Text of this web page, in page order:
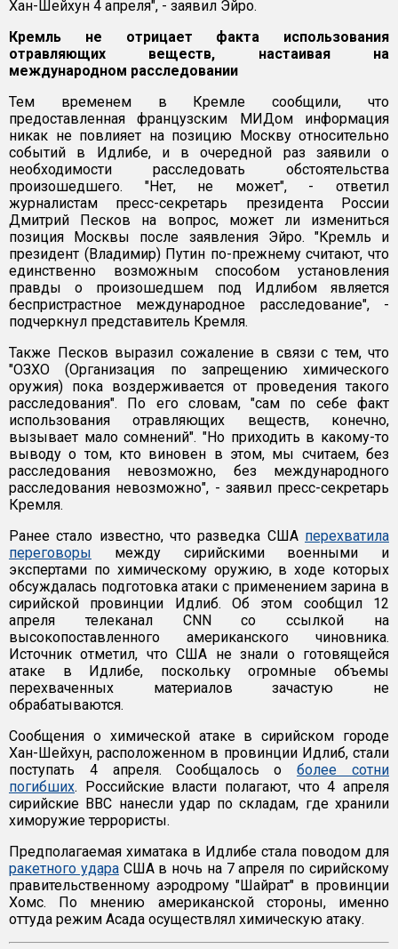
Хан-Шейхун 4 апреля", - заявил Эйро.
Кремль не отрицает факта использования
отравляющих веществ, настаивая на
международном расследовании
Тем временем в Кремле сообщили, что
предоставленная французским МИДом информация
никак не повлияет на позицию Москву относительно
событий в Идлибе, и в очередной раз заявили о
необходимости расследовать обстоятельства
произошедшего. "Нет, не может", - ответил
журналистам пресс-секретарь президента России
Дмитрий Песков на вопрос, может ли измениться
позиция Москвы после заявления Эйро. "Кремль и
президент (Владимир) Путин по-прежнему считают, что
единственно возможным способом установления
правды о произошедшем под Идлибом является
беспристрастное международное расследование", -
подчеркнул представитель Кремля.
Также Песков выразил сожаление в связи с тем, что
"ОЗХО (Организация по запрещению химического
оружия) пока воздерживается от проведения такого
расследования". По его словам, "сам по себе факт
использования отравляющих веществ, конечно,
вызывает мало сомнений". "Но приходить в какому-то
выводу о том, кто виновен в этом, мы считаем, без
расследования невозможно, без международного
расследования невозможно", - заявил пресс-секретарь
Кремля.
Ранее стало известно, что разведка США перехватила
переговоры между сирийскими военными и
экспертами по химическому оружию, в ходе которых
обсуждалась подготовка атаки с применением зарина в
сирийской провинции Идлиб. Об этом сообщил 12
апреля телеканал CNN со ссылкой на
высокопоставленного американского чиновника.
Источник отметил, что США не знали о готовящейся
атаке в Идлибе, поскольку огромные объемы
перехваченных материалов зачастую не
обрабатываются.
Сообщения о химической атаке в сирийском городе
Хан-Шейхун, расположенном в провинции Идлиб, стали
поступать 4 апреля. Сообщалось оболее сотни
погибших. Российские власти полагают, что 4 апреля
сирийские ВВС нанесли удар по складам, где хранили
химоружие террористы.
Предполагаемая химатака в Идлибе стала поводом для
ракетного удараСША в ночь на 7 апреля по сирийскому
правительственному аэродрому "Шайрат" в провинции
Хомс. По мнению американской стороны, именно
оттуда режим Асада осуществлял химическую атаку.